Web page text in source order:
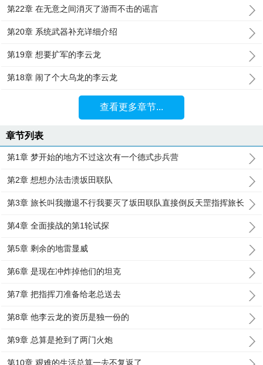
第22章 在无意之间消灭了游而不击的谣言
第20章 系统武器补充详细介绍
第19章 想要扩军的李云龙
第18章 闹了个大乌龙的李云龙
查看更多章节...
章节列表
第1章 梦开始的地方不过这次有一个德式步兵营
第2章 想想办法击溃坂田联队
第3章 旅长叫我撤退不行我要灭了坂田联队直接倒反天罡指挥旅长
第4章 全面接战的第1轮试探
第5章 剩余的地雷显威
第6章 是现在冲炸掉他们的坦克
第7章 把指挥刀准备给老总送去
第8章 他李云龙的资历是独一份的
第9章 总算是抢到了两门火炮
第10章 艰难的生活总算一去不复返了